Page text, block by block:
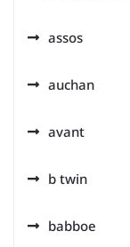
assos
auchan
avant
b twin
babboe